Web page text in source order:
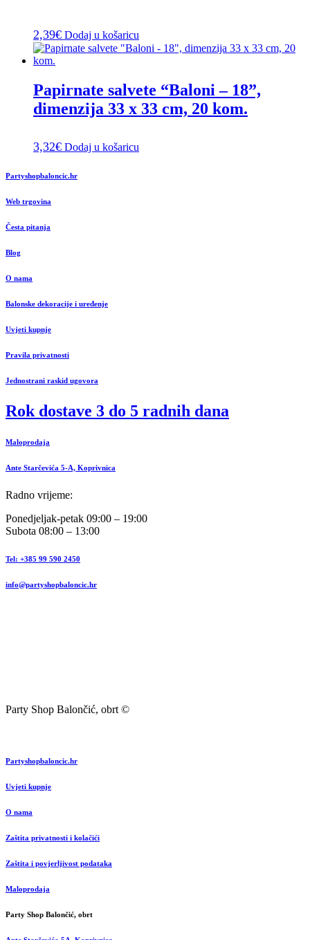
2,39€ Dodaj u košaricu
Papirnate salvete “Baloni – 18”,
dimenzija 33 x 33 cm, 20 kom.
3,32€ Dodaj u košaricu
Partyshopbaloncic.hr
Web trgovina
Česta pitanja
Blog
O nama
Balonske dekoracije i uređenje
Uvjeti kupnje
Pravila privatnosti
Jednostrani raskid ugovora
Rok dostave 3 do 5 radnih dana
Maloprodaja
Ante Starčevića 5-A, Koprivnica
Radno vrijeme:
Ponedjeljak-petak 09:00 – 19:00
Subota 08:00 – 13:00
Tel: +385 99 590 2450
info@partyshopbaloncic.hr
Party Shop Balončić, obrt ©
Partyshopbaloncic.hr
Uvjeti kupnje
O nama
Zaštita privatnosti i kolačići
Zaštita i povjerljivost podataka
Maloprodaja
Party Shop Balončić, obrt